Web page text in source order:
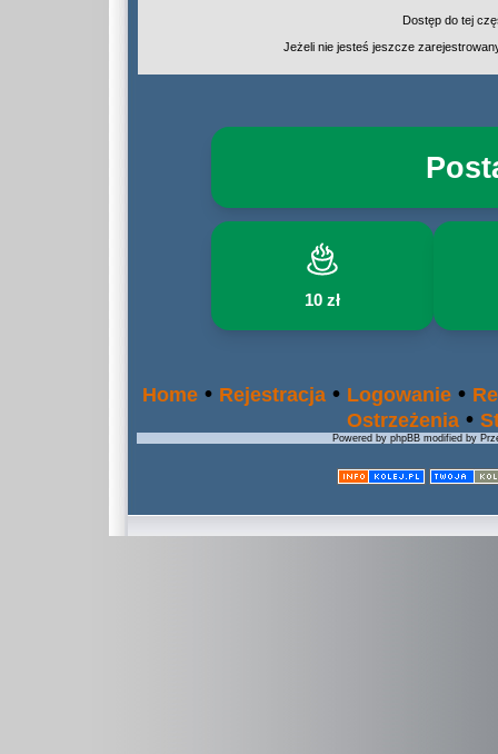
Dostęp do tej
Jeżeli nie jesteś jeszcze
10 zł
Home • Rejestracja • Logowanie •
Ostrzeżenia •
Powered by phpBB modified by